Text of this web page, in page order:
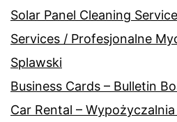
Solar Panel Cleaning
Services / Profesjonalne
Splawski
Business Cards – Bulletin
Car Rental –